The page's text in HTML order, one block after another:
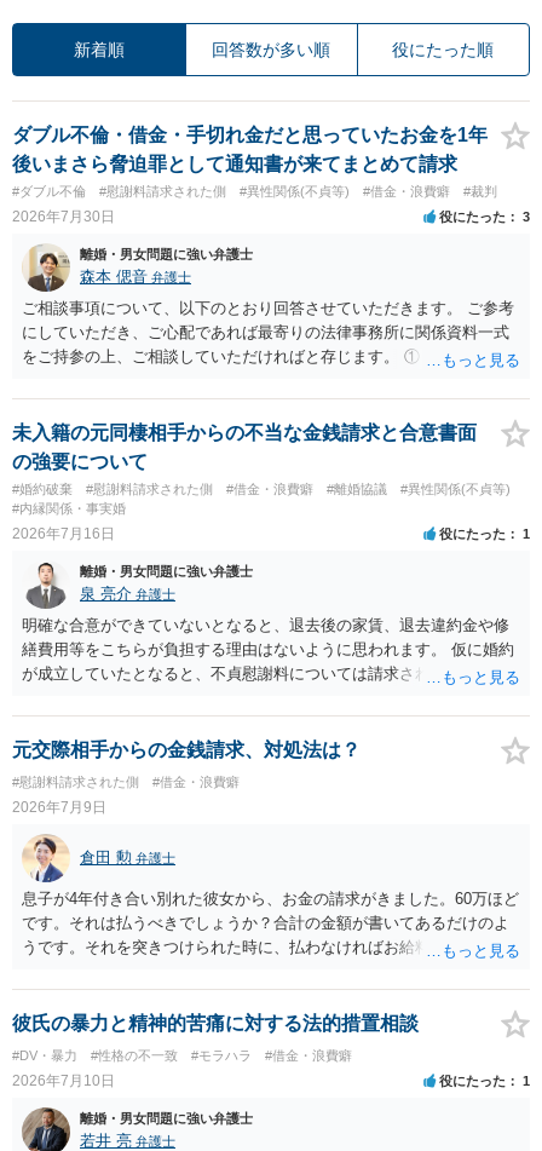
新着順 回答数が多い順 役にたった順
ダブル不倫・借金・手切れ金だと思っていたお金を1年
後いまさら脅迫罪として通知書が来てまとめて請求
#ダブル不倫 #慰謝料請求された側 #異性関係(不貞等) #借金・浪費癖 #裁判
2026年7月30日 役にたった 3
離婚・男女問題に強い弁護士
森本 偲音 弁護士
ご相談事項について、以下のとおり回答させていただきます。 ご参考
にしていただき、ご心配であれば最寄りの法律事務所に関係資料一式
をご持参の上、ご相談していただければと存じます。 ① このLINEの
される可能性はあるのか ⇒LINEを含む１００万円の貸付に至るまでの
やり取り等の経緯、誓約書の内容等を踏まえて、関係を清算するため
の 金銭であったと評価される可能性はあると考えます。 ② 「今後一
切関与しないなら100万円振り込む」というLINEや誓約書は、裁判上
どの程度証拠価値があるのか ⇒前後のやり取りや誓約書の具体的内容
を見ない限り、具体的な判断はできませんが、一定の証拠価値はある
することは認められるのか。 ⇒おそらく１００万円は不当利得（受け
取る正当な権利がないのに利益を取得した）として返還請求されてい
るものかと推察しますので、 貸金返還ではないかと存じます。 ④ 私
は現在、収入も不安定で貯金もなくリボ払い借金が既に約100万あり。
今年に再婚したが主人はお金に厳しい為、一括で220万円を支払う事は
か。 ⇒判決となり敗訴してしまった場合は、強制執行により不動産等
の財産を差し押さえられ、そこから債権回収が図られることになりま
すが、 和解であれば柔軟な解決が可能ですので、その場合は分割払
いにより支払うことも十分可能です。 ⑤ このような事情であれば、私
は120万円のみ和解交渉を続けるべきでしょうか。 ⇒ご相談者様の認
識を前提にすれば、１００万円も含めて返済する必要はないと考えら
れるため、 120万円のみについて交渉を続けることがベターかと存じ
ます。
未入籍の元同棲相手からの不当な金銭請求と合意書面
の強要について
#婚約破棄 #慰謝料請求された側 #借金・浪費癖 #離婚協議
#異性関係(不貞等)
#内縁関係・事実婚
2026年7月16日 役にたった 1
離婚・男女問題に強い弁護士
泉 亮介 弁護士
明確な合意ができていないとなると、退去後の家賃、退去違約金や修
繕費用等をこちらが負担する理由はないように思われます。 仮に婚約
が成立していたとなると、不貞慰謝料については請求される可能性が
れば早めに弁護士に相談し、弁護士から回答をさせると良いでしょ
う。
元交際相手からの金銭請求、対処法は？
#慰謝料請求された側 #借金・浪費癖
2026年7月9日
倉田 勲 弁護士
息子が4年付き合い別れた彼女から、お金の請求がきました。60万ほど
です。それは払うべきでしょうか？合計の金額が書いてあるだけのよ
うです。それを突きつけられた時に、払わなければお給料の差し押さ
か？ →金額の内訳が不明であればそもそも支払うべきものか判断でき
ませんので、まずは内訳を聞くことでしょう。 なお、給料の差し押さ
で、支払いしない場合でも直ちに給料の差し押さえはできません。
彼氏の暴力と精神的苦痛に対する法的措置相談
#DV・暴力 #性格の不一致 #モラハラ #借金・浪費癖
2026年7月10日 役にたった 1
離婚・男女問題に強い弁護士
若井 亮 弁護士